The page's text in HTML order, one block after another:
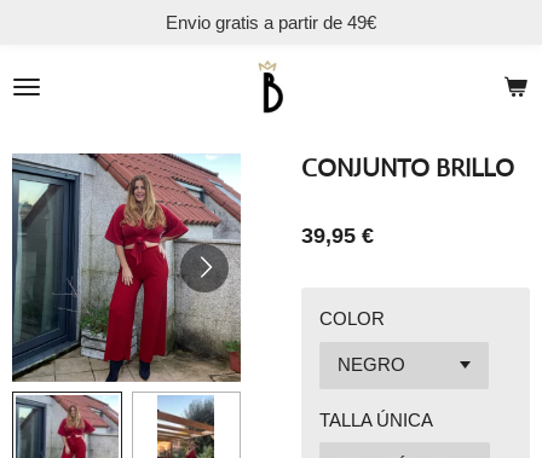
contenido
Envio gratis a partir de 49€
CONJUNTO BRILLO
39,95 €
COLOR
TALLA ÚNICA